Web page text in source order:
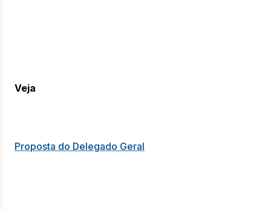
Veja
Proposta do Delegado Geral